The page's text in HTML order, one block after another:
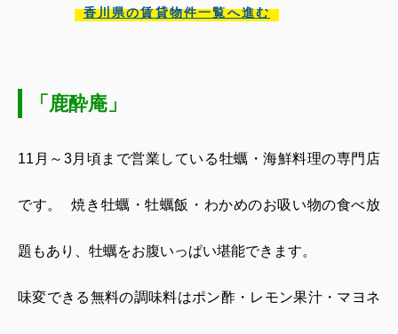
香川県の賃貸物件一覧へ進む
「鹿酔庵」
11 月～ 3月頃まで営業している牡蠣・海鮮料理の専門店
です。 焼き牡蠣・牡蠣飯・わかめのお吸い物の食べ放
題もあり、牡蠣をお腹いっぱい堪能できます。
味変できる無料の調味料はポン酢・レモン果汁・マヨネ